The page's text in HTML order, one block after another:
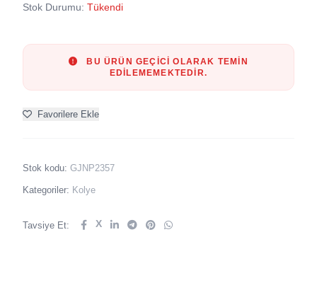
Stok Durumu: Tükendi
BU ÜRÜN GEÇICI OLARAK TEMIN
EDILEMEMEKTEDIR.
Favorilere Ekle
Stok kodu: GJNP2357
Kategoriler: Kolye
Tavsiye Et: X